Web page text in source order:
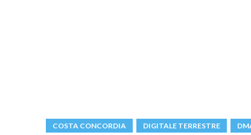
COSTA CONCORDIA DIGITALE TERRESTRE